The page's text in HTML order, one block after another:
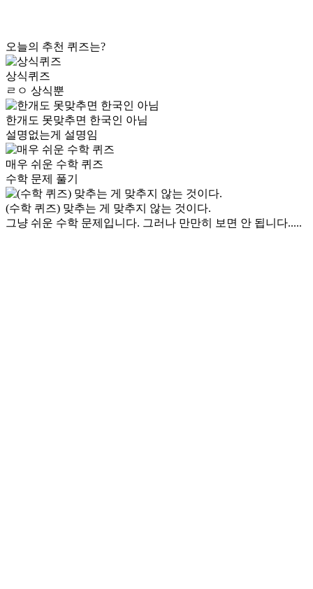
오늘의 추천 퀴즈는?
상식퀴즈
ㄹㅇ 상식뿐
한개도 못맞추면 한국인 아님
설명없는게 설명임
매우 쉬운 수학 퀴즈
수학 문제 풀기
(수학 퀴즈) 맞추는 게 맞추지 않는 것이다.
그냥 쉬운 수학 문제입니다. 그러나 만만히 보면 안 됩니다.....